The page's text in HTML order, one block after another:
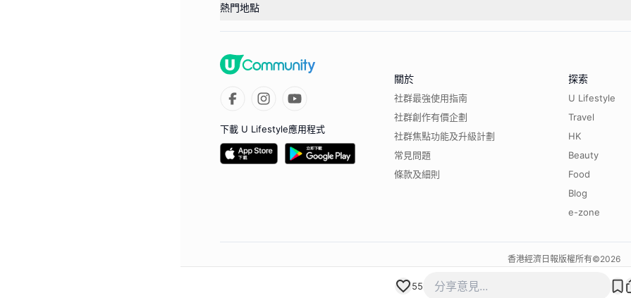
55
熱門地點
下載 U Lifestyle應用程式
關於
社群最強使用指南
社群創作有價企劃
社群焦點功能及升級計劃
常見問題
條款及細則
探索
U Lifestyle
Travel
HK
Beauty
Food
Blog
e-zone
香港經濟日報版權所有©2026